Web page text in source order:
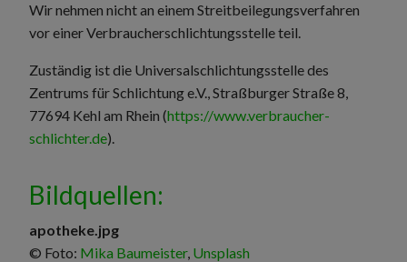
Wir nehmen nicht an einem Streitbeilegungsverfahren
vor einer Verbraucherschlichtungsstelle teil.
Zuständig ist die Universalschlichtungsstelle des
Zentrums für Schlichtung e.V., Straßburger Straße 8,
77694 Kehl am Rhein (https://www.verbraucher-
schlichter.de).
Bildquellen:
apotheke.jpg
© Foto: Mika Baumeister, Unsplash